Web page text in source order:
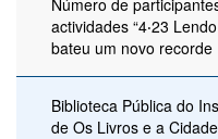
actividades “4‧23
bateu um novo recorde
Biblioteca Pública do
de Os Livros e a Cidade